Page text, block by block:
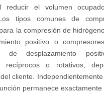
reducir el volumen
tipos comunes de
la compresión de
positivo o
de desplazamiento
recíprocos o rotativos,
cliente.
permanece exactamente